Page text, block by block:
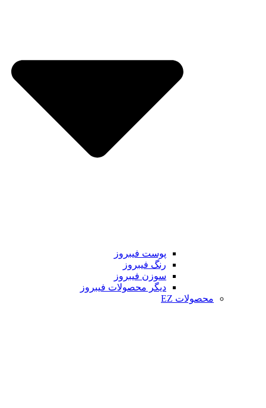
پوست فیبروز
رنگ فیبروز
سوزن فیبروز
دیگر محصولات فیبروز
محصولات EZ